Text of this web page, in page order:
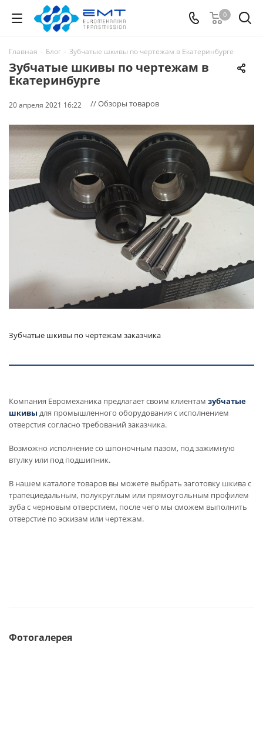
0
Главная - Блог - Зубчатые шкивы по чертежам в Екатеринбурге
Зубчатые шкивы по чертежам в
Екатеринбурге
20 апреля 2021 16:22 // Обзоры товаров
Зубчатые шкивы по чертежам заказчика
Компания Евромеханика предлагает своим клиентам зубчатые
шкивы для промышленного оборудования с исполнением
отверстия согласно требований заказчика.
Возможно исполнение со шпоночным пазом, под зажимную
втулку или под подшипник.
В нашем каталоге товаров вы можете выбрать заготовку шкива с
трапециедальным, полукруглым или прямоугольным профилем
зуба с черновым отверстием, после чего мы сможем выполнить
отверстие по эскизам или чертежам.
Фотогалерея